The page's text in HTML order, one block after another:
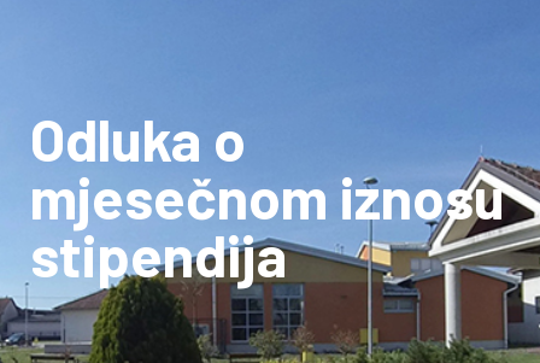
Odluka o
mjesečnom iznosu
stipendija